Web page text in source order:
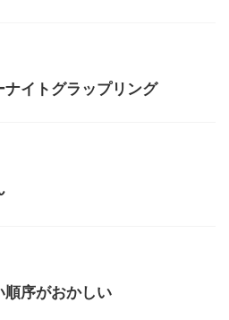
ナイトグラップリング
順序がおかしい